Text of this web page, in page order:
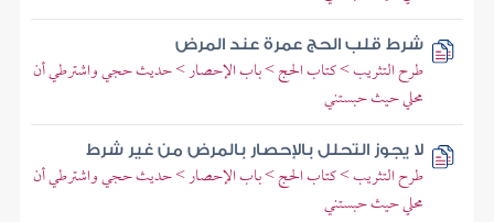
شرط قلب الحج عمرة عند المرض
طرح التثريب > كتاب الحج > باب الإحصار > حديث حجي واشترطي أن
محلي حيث حبستني
لا يجوز التحلل بالإحصار بالمرض من غير شرط
طرح التثريب > كتاب الحج > باب الإحصار > حديث حجي واشترطي أن
محلي حيث حبستني